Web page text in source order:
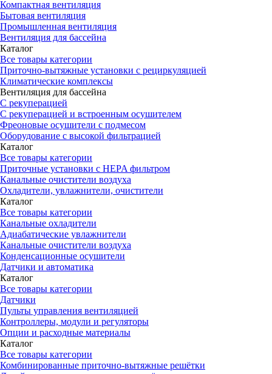
Компактная вентиляция
Бытовая вентиляция
Промышленная вентиляция
Вентиляция для бассейна
Каталог
Все товары категории
Приточно-вытяжные установки с рециркуляцией
Климатические комплексы
Вентиляция для бассейна
С рекуперацией
С рекуперацией и встроенным осушителем
Фреоновые осушители с подмесом
Оборудование с высокой фильтрацией
Каталог
Все товары категории
Приточные установки c HEPA фильтром
Канальные очистители воздуха
Охладители, увлажнители, очистители
Каталог
Все товары категории
Канальные охладители
Адиабатические увлажнители
Канальные очистители воздуха
Конденсационные осушители
Датчики и автоматика
Каталог
Все товары категории
Датчики
Пульты управления вентиляцией
Контроллеры, модули и регуляторы
Опции и расходные материалы
Каталог
Все товары категории
Комбинированные приточно-вытяжные решётки